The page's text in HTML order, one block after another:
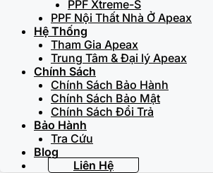
PPF Xtreme-S
PPF Nội Thất Nhà Ở Apeax
Hệ Thống
Tham Gia Apeax
Trung Tâm & Đại lý Apeax
Chính Sách
Chính Sách Bảo Hành
Chính Sách Bảo Mật
Chính Sách Đổi Trả
Bảo Hành
Tra Cứu
Blog
Liên Hệ